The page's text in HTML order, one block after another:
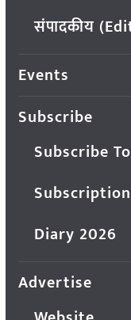
संपादकीय
Events
Subscribe
Subscribe
Diary 2026
Advertise